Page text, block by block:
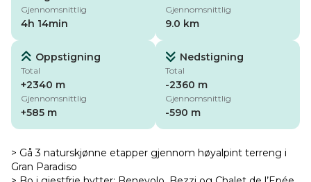
Gjennomsnittlig
4h 14min
Gjennomsnittlig
9.0 km
Oppstigning
Total
+2340 m
Gjennomsnittlig
+585 m
Nedstigning
Total
-2360 m
Gjennomsnittlig
-590 m
> Gå 3 naturskjønne etapper gjennom høyalpint terreng i
Gran Paradiso